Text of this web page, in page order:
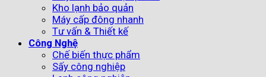
Kho lạnh bảo quản
Máy cấp đông nhanh
Tư vấn & Thiết kế
Công Nghệ
Chế biến thực phẩm
Sấy công nghiệp